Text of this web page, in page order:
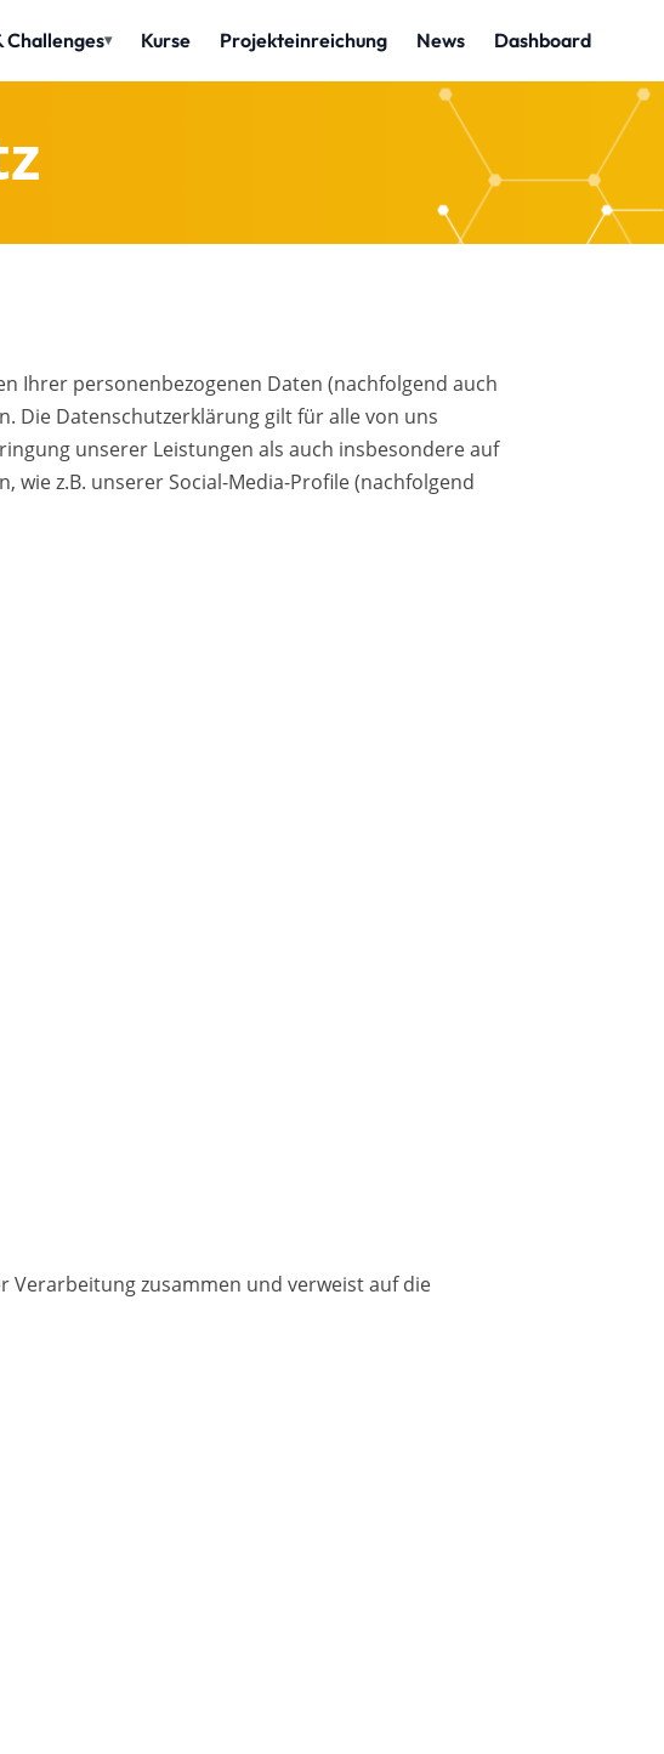
Ihrer personenbezogenen Daten (nachfolgend auch
Die Datenschutzerklärung gilt für alle von uns
unserer Leistungen als auch insbesondere auf
z.B. unserer Social-Media-Profile (nachfolgend
Verarbeitung zusammen und verweist auf die